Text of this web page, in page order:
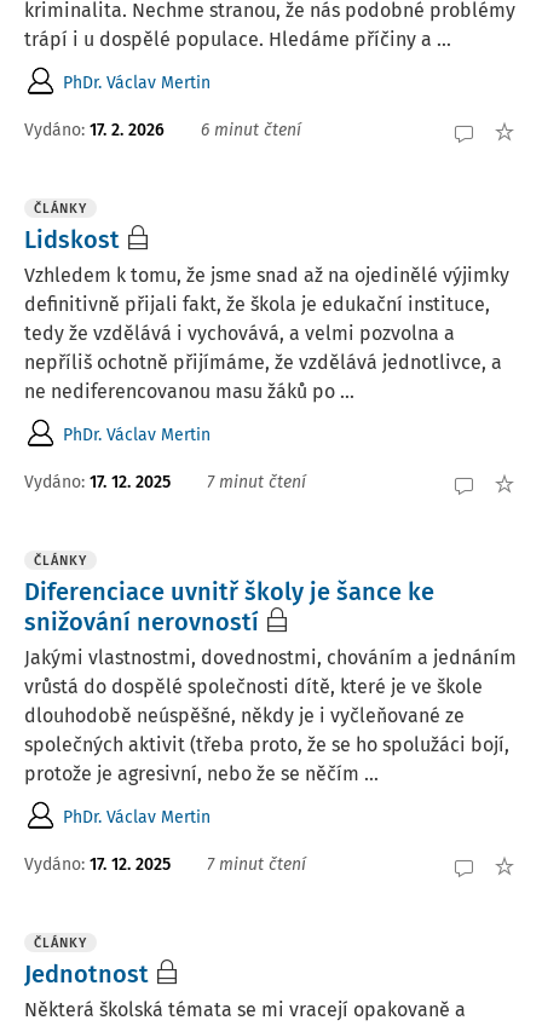
kriminalita. Nechme stranou, že nás podobné problémy
trápí i u dospělé populace. Hledáme příčiny a ...
PhDr. Václav Mertin
Vydáno: 17. 2. 2026 6 minut čtení
ČLÁNKY
Lidskost
Vzhledem k tomu, že jsme snad až na ojedinělé výjimky
definitivně přijali fakt, že škola je edukační instituce,
tedy že vzdělává i vychovává, a velmi pozvolna a
nepříliš ochotně přijímáme, že vzdělává jednotlivce, a
ne nediferencovanou masu žáků po ...
PhDr. Václav Mertin
Vydáno: 17. 12. 2025 7 minut čtení
ČLÁNKY
Diferenciace uvnitř školy je šance ke
snižování nerovností
Jakými vlastnostmi, dovednostmi, chováním a jednáním
vrůstá do dospělé společnosti dítě, které je ve škole
dlouhodobě neúspěšné, někdy je i vyčleňované ze
společných aktivit (třeba proto, že se ho spolužáci bojí,
protože je agresivní, nebo že se něčím ...
PhDr. Václav Mertin
Vydáno: 17. 12. 2025 7 minut čtení
ČLÁNKY
Jednotnost
Některá školská témata se mi vracejí opakovaně a